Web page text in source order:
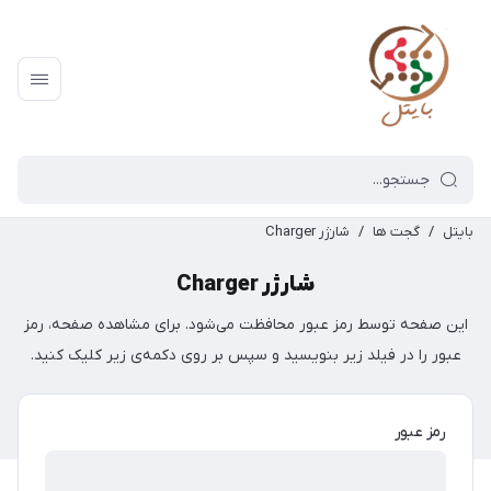
بایتل / گجت ها / شارژر Charger
شارژر Charger
این صفحه توسط رمز عبور محافظت می‌شود. برای مشاهده صفحه، رمز
عبور را در فیلد زیر بنویسید و سپس بر روی دکمه‌ی زیر کلیک کنید.
رمز عبور